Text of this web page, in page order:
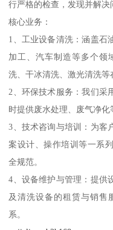
行严格的检查，发现并解决
核心业务：
1、工业设备清洗：涵盖石
加工、汽车制造等多个领
洗、干冰清洗、激光清洗等
2、环保技术服务：我们采
时提供废水处理、废气净化
3、技术咨询与培训：为客
案设计、操作培训等一系
全规范。
4、设备维护与管理：提供
及清洗设备的租赁与销售
系。